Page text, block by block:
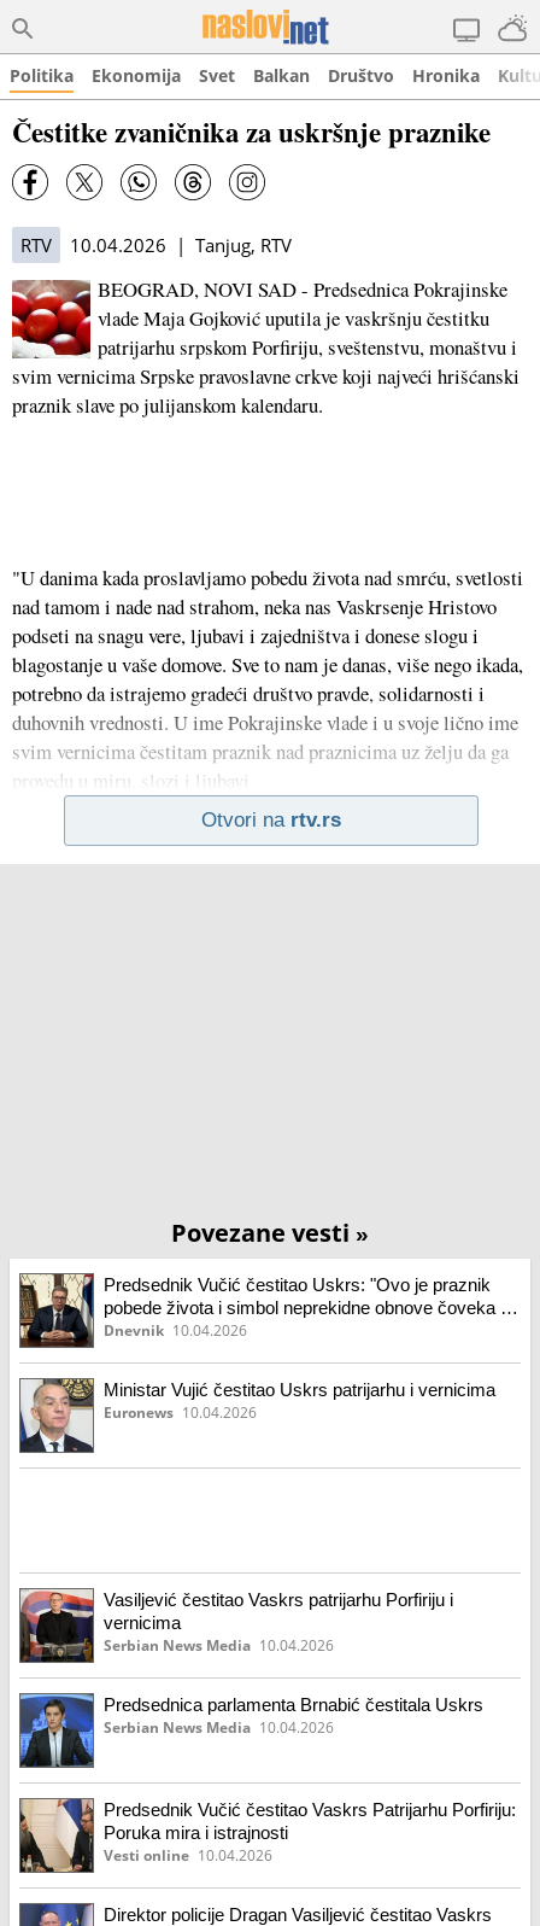
Politika Ekonomija Svet Balkan Društvo Hronika
Čestitke zvaničnika za uskršnje praznike
RTV 10.04.2026 | Tanjug, RTV
BEOGRAD, NOVI SAD - Predsednica Pokrajinske
vlade Maja Gojković uputila je vaskršnju čestitku
patrijarhu srpskom Porfiriju, sveštenstvu, monaštvu i
svim vernicima Srpske pravoslavne crkve koji najveći hrišćanski
praznik slave po julijanskom kalendaru.
"U danima kada proslavljamo pobedu života nad smrću, svetlosti
nad tamom i nade nad strahom, neka nas Vaskrsenje Hristovo
podseti na snagu vere, ljubavi i zajedništva i donese slogu i
blagostanje u vaše domove. Sve to nam je danas, više nego ikada,
potrebno da istrajemo gradeći društvo pravde, solidarnosti i
duhovnih vrednosti. U ime Pokrajinske vlade i u svoje lično ime
svim vernicima čestitam praznik nad praznicima uz želju da ga
provedu u miru, slozi i ljubavi
Otvori na rtv.rs
Povezane vesti »
Predsednik Vučić čestitao Uskrs: "Ovo je praznik
pobede života i simbol neprekidne obnove čoveka i
zajednice"
Dnevnik 10.04.2026
Ministar Vujić čestitao Uskrs patrijarhu i vernicima
Euronews 10.04.2026
Vasiljević čestitao Vaskrs patrijarhu Porfiriju i
vernicima
Serbian News Media 10.04.2026
Predsednica parlamenta Brnabić čestitala Uskrs
Serbian News Media 10.04.2026
Predsednik Vučić čestitao Vaskrs Patrijarhu Porfiriju:
Poruka mira i istrajnosti
Vesti online 10.04.2026
Direktor policije Dragan Vasiljević čestitao Vaskrs